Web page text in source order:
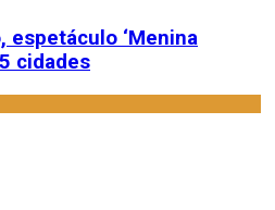
espetáculo ‘Menina
cidades